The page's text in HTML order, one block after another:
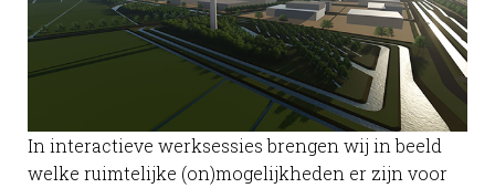
In interactieve werksessies brengen wij in beeld
welke ruimtelijke (on)mogelijkheden er zijn voor